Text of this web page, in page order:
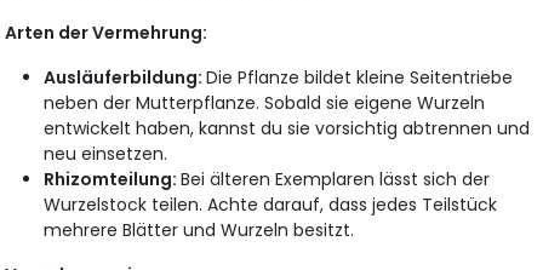
Arten der Vermehrung:
Ausläuferbildung:Die Pflanze bildet kleine Seitentriebe
neben der Mutterpflanze. Sobald sie eigene Wurzeln
entwickelt haben, kannst du sie vorsichtig abtrennen und
neu einsetzen.
Rhizomteilung:Bei älteren Exemplaren lässt sich der
Wurzelstock teilen. Achte darauf, dass jedes Teilstück
mehrere Blätter und Wurzeln besitzt.